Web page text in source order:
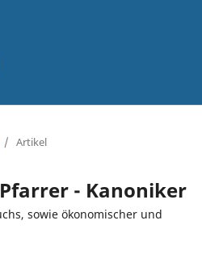
/ Artikel
- Kanoniker
sowie ökonomischer und